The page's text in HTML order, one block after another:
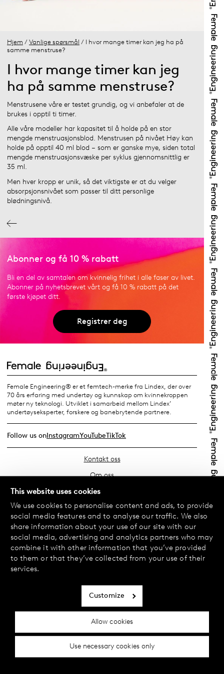
This website uses cookies
We use cookies to personalise content and ads, to provide
social media features and to analyse our traffic. We also
share information about your use of our site with our
social media, advertising and analytics partners who may
combine it with other information that you’ve provided
to them or that they’ve collected from your use of their
services.
Allow cookies
Customize
Use necessary cookies only
Hjem / Vanlige spørsmål / I hvor mange timer kan jeg ha på
samme menstruse?
I hvor mange timer kan jeg
ha på samme menstruse?
Menstrusene våre er testet grundig, og vi anbefaler at de
brukes i opptil ti timer.
Alle våre modeller har kapasitet til å holde på en stor
mengde menstruasjonsblod. Menstrusen på nivået Høy kan
holde på opptil 40 ml blod – som er ganske mye, siden total
mengde menstruasjonsvæske per syklus gjennomsnittlig er
35 ml.
Men hver kropp er unik, så det viktigste er at du velger
absorpsjonsnivået som passer til ditt personlige
blødningsnivå.
Abonner og få 10 % rabatt
Bli en del av samtalen om kvinnelig frihet i alle faser av livet.
Abonner på nyhetsbrevet vårt og få 10 % rabatt på det
første kjøpet ditt.
Registrer deg
Female Engineering® er et femtech-merke fra Lindex, der over
70 års erfaring med undertøy og kunnskap om kvinnekroppen
møter ny teknologi. Utviklet i samarbeid mellom Lindex’
undertøyseksperter, forskere og banebrytende partnere.
Follow us onInstagramYouTubeTikTok
Kontakt oss
Om oss
Finn din butikk
Vanlige spørsmål
Vilkår
Personvernerklæring
Bytte og retur
Informasjonskapsler
Cookie-innstillinger